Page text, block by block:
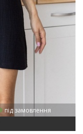
під замовлення